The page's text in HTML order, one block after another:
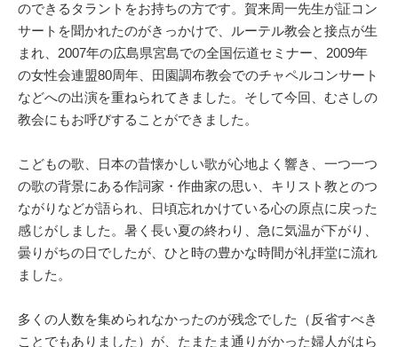
のできるタラントをお持ちの方です。賀来周一先生が証コン
サートを聞かれたのがきっかけで、ルーテル教会と接点が生
まれ、2007年の広島県宮島での全国伝道セミナー、2009年
の女性会連盟80周年、田園調布教会でのチャペルコンサート
などへの出演を重ねられてきました。そして今回、むさしの
教会にもお呼びすることができました。
こどもの歌、日本の昔懐かしい歌が心地よく響き、一つ一つ
の歌の背景にある作詞家・作曲家の思い、キリスト教とのつ
ながりなどが語られ、日頃忘れかけている心の原点に戻った
感じがしました。暑く長い夏の終わり、急に気温が下がり、
曇りがちの日でしたが、ひと時の豊かな時間が礼拝堂に流れ
ました。
多くの人数を集められなかったのが残念でした（反省すべき
ことでもありました）が、たまたま通りがかった婦人がはら